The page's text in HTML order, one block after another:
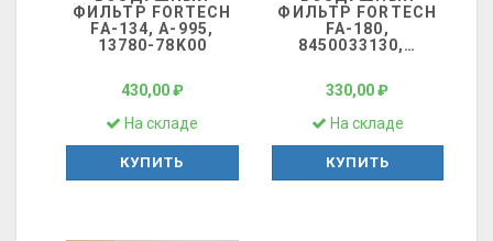
ФИЛЬТР FORTECH
FA-134, A-995,
13780-78K00
430,00 ₽
На складе
КУПИТЬ
ФИЛЬТР FORTECH
FA-180,
8450033130,…
330,00 ₽
На складе
КУПИТЬ